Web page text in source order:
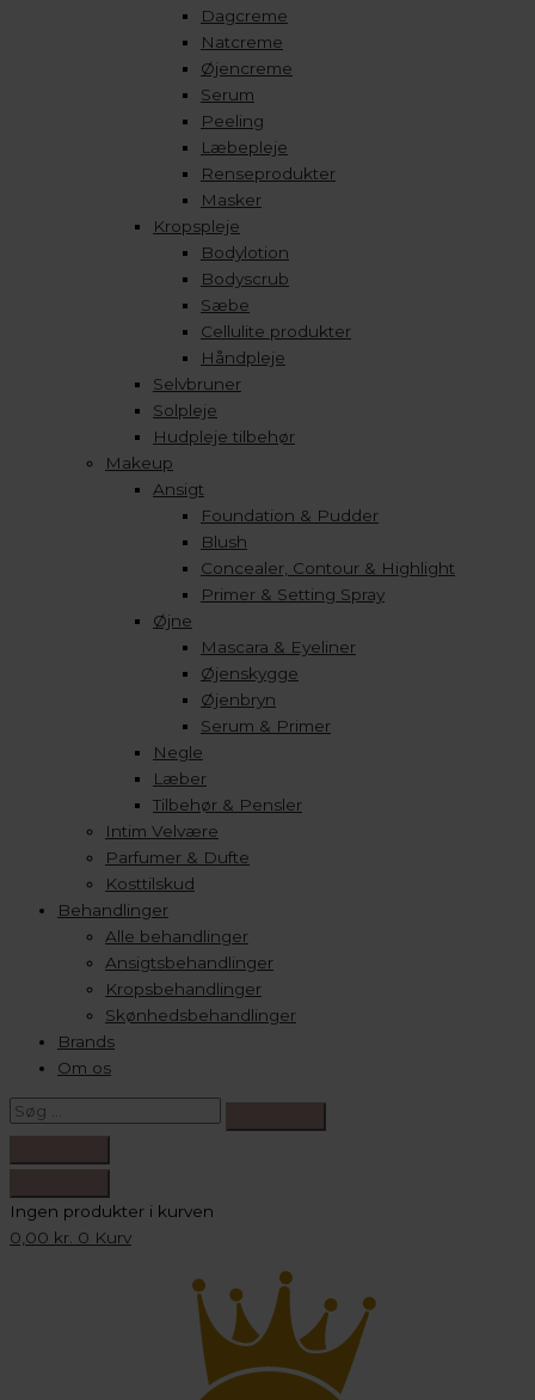
Dagcreme
Natcreme
Øjencreme
Serum
Peeling
Læbepleje
Renseprodukter
Masker
Kropspleje
Bodylotion
Bodyscrub
Sæbe
Cellulite produkter
Håndpleje
Selvbruner
Solpleje
Hudpleje tilbehør
Makeup
Ansigt
Foundation & Pudder
Blush
Concealer, Contour & Highlight
Primer & Setting Spray
Øjne
Mascara & Eyeliner
Øjenskygge
Øjenbryn
Serum & Primer
Negle
Læber
Tilbehør & Pensler
Intim Velvære
Parfumer & Dufte
Kosttilskud
Behandlinger
Alle behandlinger
Ansigtsbehandlinger
Kropsbehandlinger
Skønhedsbehandlinger
Brands
Om os
Ingen produkter i kurven
0,00 kr. 0 Kurv